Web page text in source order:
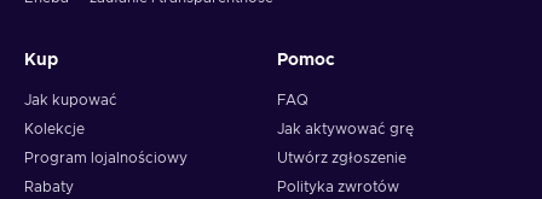
Kup
Jak kupować
Kolekcje
Program lojalnościowy
Rabaty
Pomoc
FAQ
Jak aktywować grę
Utwórz zgłoszenie
Polityka zwrotów